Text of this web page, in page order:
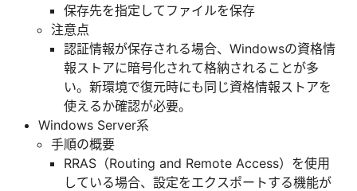
保存先を指定してファイルを保存
注意点
認証情報が保存される場合、Windowsの資格情
報ストアに暗号化されて格納されることが多
い。新環境で復元時にも同じ資格情報ストアを
使えるか確認が必要。
Windows Server系
手順の概要
RRAS（Routing and Remote Access）を使用
している場合、設定をエクスポートする機能が